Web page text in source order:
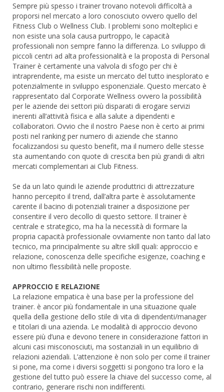
Sempre più spesso i trainer trovano notevoli difficoltà a
proporsi nel mercato a loro conosciuto ovvero quello del
Fitness Club o Wellness Club. I problemi sono molteplici e
non esiste una sola causa purtroppo, le capacità
professionali non sempre fanno la differenza. Lo sviluppo di
piccoli centri ad alta professionalità e la proposta di Personal
Trainer è certamente una valvola di sfogo per chi è
intraprendente, ma esiste un mercato del tutto inesplorato e
potenzialmente in sviluppo esponenziale. Questo mercato è
rappresentato dal Corporate Wellness ovvero la possibilità
per le aziende dei settori più disparati di erogare servizi
inerenti all’attività fisica e alla salute a dipendenti e
collaboratori. Ovvio che il nostro Paese non è certo ai primi
posti nel ranking per numero di aziende che stanno
focalizzandosi su questo benefit, ma il numero delle stesse
sta aumentando con quote di crescita ben più grandi di altri
mercati complementari ai Club Fitness.
Se da un lato quindi le aziende produttrici di attrezzature
hanno percepito il trend, dall’altra parte è assolutamente
carente il bacino di potenziali trainer a disposizione per
consentire il vero decollo di questo settore. Il trainer è
centrale e strategico, ma ha la necessità di formare la
propria capacità professionale ovviamente non tanto dal lato
tecnico, ma principalmente su altre skill quali: approccio e
relazione, conoscenza delle specifiche esigenze, coaching e
non ultimo flessibilità nelle proposte.
APPROCCIO E RELAZIONE
La relazione empatica è una base per la professione del
trainer. è ancor più fondamentale in una situazione quale
quella della gestione dello stile di vita di dipendenti/manager
e titolari di una azienda. Le modalità di approccio devono
essere più d’una e devono tenere in considerazione fattori in
alcuni casi misconosciuti, ma sostanziali in un equilibrio di
relazioni aziendali. L’attenzione è non solo per come il trainer
si pone, ma come i diversi soggetti si pongono tra loro e la
gestione del tutto può essere la chiave del successo come, al
contrario, generare rischi non indifferenti.